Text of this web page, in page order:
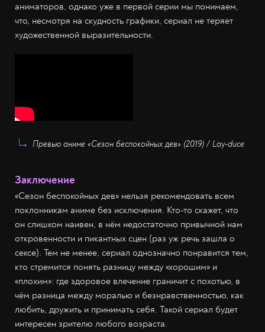
аниматоров, однако уже в первой серии мы понимаем,
что, несмотря на скудность графики, сериал не теряет
художественной выразительности.
Превью аниме «Сезон беспокойных дев» (2019) / Lay-duce
Заключение
«Сезон беспокойных дев» нельзя рекомендовать всем
поклонникам аниме без исключения. Кто-то скажет, что
он слишком наивен, в нём недостаточно привычной нам
откровенности и пикантных сцен (раз уж речь зашла о
сексе). Тем не менее, сериал однозначно понравится тем,
кто стремится понять разницу между «хорошим» и
«плохим»: где здоровое влечение граничит с похотью, в
чём разница между моралью и безнравственностью, как
любить, дружить и принимать себя. Такой сериал будет
интересен зрителю любого возраста.